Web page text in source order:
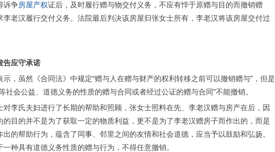
诉争房屋产权证后，及时履行赠与物交付义务，不应有悖于原赠与目的而撤销赠
李老汉履行交付义务。法院最后判决该房屋归张女士所有，李老汉将该房屋交付过
应守承诺
虽然《合同法》中规定“赠与人在赠与财产的权利转移之前可以撤销赠与”，但是
社会公益、道德义务的性质的赠与合同或者经过公证的赠与合同”不能撤销。
氏夫妇进行了长期的帮助和照顾，张女士照料在先、李老汉赠与房产在后，因
的目的并不是为了获取一定的物质利益，更不是为了李老汉赠房子而作出的，而是
的帮助行为，蕴含了同事、邻里之间的友情和社会道德，应当予以鼓励和弘扬。
种具有道德义务性质的赠与行为，不得任意撤销。